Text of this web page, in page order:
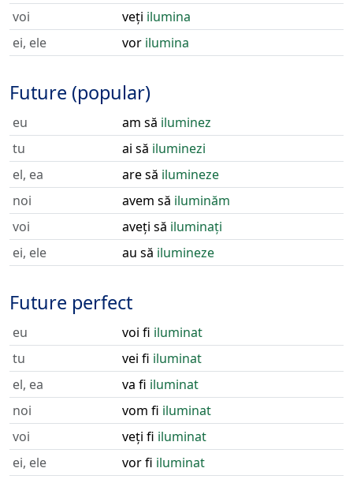
voi
veți ilumina
ei, ele
vor ilumina
Future (popular)
eu am să iluminez
tu
ai să iluminezi
el, ea
are să ilumineze
noi
avem să iluminăm
voi
aveți să iluminați
ei, ele
au să ilumineze
Future perfect
eu voi fi iluminat
tu
vei fi iluminat
el, ea
va fi iluminat
noi
vom fi iluminat
voi
veți fi iluminat
ei, ele
vor fi iluminat